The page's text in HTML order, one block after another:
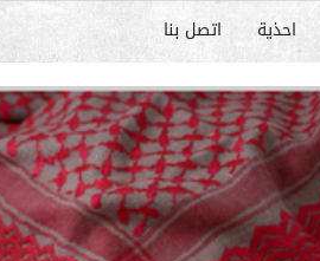
احذية اتصل بنا